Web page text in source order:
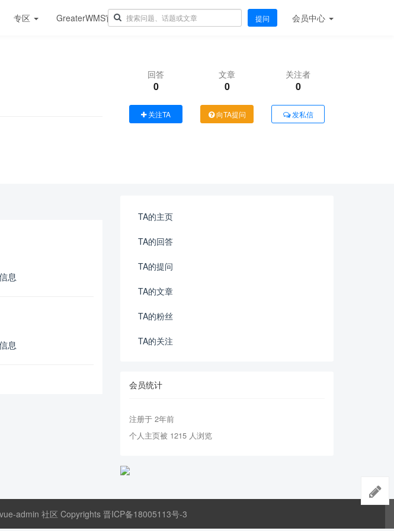
专区 GreaterWMS官网 提问 会员中心
回答
0
文章
0
关注者
0
关注TA 向TA提问 发私信
息
息
TA的主页
TA的回答
TA的提问
TA的文章
TA的粉丝
TA的关注
会员统计
注册于 2年前
个人主页被 1215 人浏览
admin 社区 Copyrights晋ICP备18005113号-3